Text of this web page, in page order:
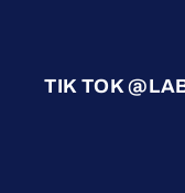
TIK TOK